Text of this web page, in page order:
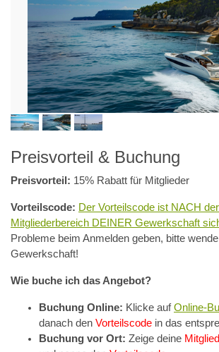
Preisvorteil & Buchung
Preisvorteil: 15% Rabatt für Mitglieder
Vorteilscode: Der Vorteilscode ist NACH
Mitgliederbereich DEINER Gewerkschaft
Probleme beim Anmelden geben, bitte
Gewerkschaft!
Wie buche ich das Angebot?
Buchung Online: Klicke aufOnline-
danach den Vorteilscode in das
Buchung vor Ort: Zeige deine